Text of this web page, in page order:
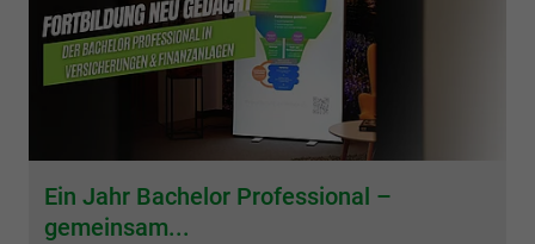
Ein Jahr Bachelor Professional –
gemeinsam...